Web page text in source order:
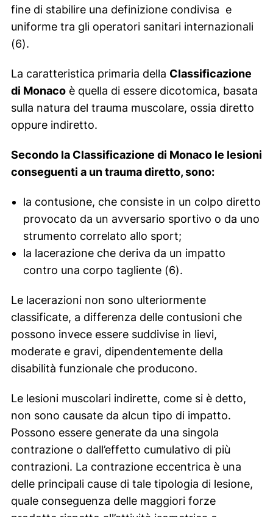
fine di stabilire una definizione condivisa e
uniforme tra gli operatori sanitari internazionali
(6).
La caratteristica primaria della Classificazione
di Monacoè quella di essere dicotomica, basata
sulla natura del trauma muscolare, ossia diretto
oppure indiretto.
Secondo la Classificazione di Monaco le lesioni
conseguenti a un trauma diretto, sono:
la contusione, che consiste in un colpo diretto
provocato da un avversario sportivo o da uno
strumento correlato allo sport;
la lacerazione che deriva da un impatto
contro una corpo tagliente (6).
Le lacerazioni non sono ulteriormente
classificate, a differenza delle contusioni che
possono invece essere suddivise in lievi,
moderate e gravi, dipendentemente della
disabilità funzionale che producono.
Le lesioni muscolari indirette, come si è detto,
non sono causate da alcun tipo di impatto.
Possono essere generate da una singola
contrazione o dall’effetto cumulativo di più
contrazioni. La contrazione eccentrica è una
delle principali cause di tale tipologia di lesione,
quale conseguenza delle maggiori forze